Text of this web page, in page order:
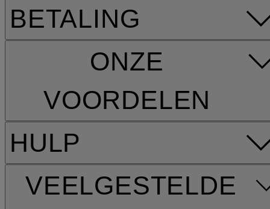
HULP
VEELGESTELDE
BETALING
ONZE
VOORDELEN